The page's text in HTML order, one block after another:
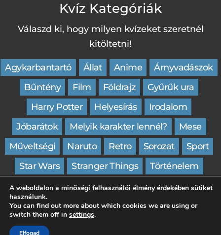
Kvíz Kategóriák
Válaszd ki, hogy milyen kvízeket szeretnél
kitöltetni!
Agykarbantartó Állat Anime
Árnyvadászok
Bűntény
Film Földrajz
Gyűrűk ura
Harry Potter
Helyesírás
Irodalom
Jóbarátok
Melyik karakter lennél?
Mese
Műveltségi
Naruto Retro Sorozat
Sport
Star Wars
Stranger Things
Történelem
Trónok harca
Villámkvíz Wednesday Zene
A weboldalon a minőségi felhasználói élmény érdekében sütiket
használunk.
You can find out more about which cookies we are using or
switch them off in settings.
Elfogad